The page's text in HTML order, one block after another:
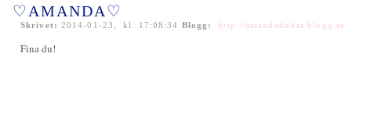
♡AMANDA♡
Skrivet: 2014-01-23, kl. 17:08:34 Blogg: http://amandadudas.blogg.se
Fina du!